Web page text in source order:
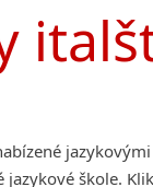
škole.